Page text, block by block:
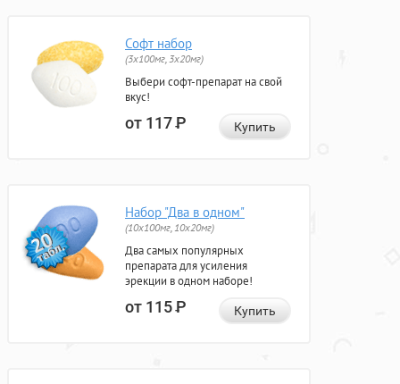
Софт набор
(3x100мг, 3x20мг)
Выбери софт-препарат на свой
вкус!
от 117Р Купить
Набор "Два в одном"
(10x100мг, 10x20мг)
Два самых популярных
препарата для усиления
эрекции в одном наборе!
от 115Р Купить